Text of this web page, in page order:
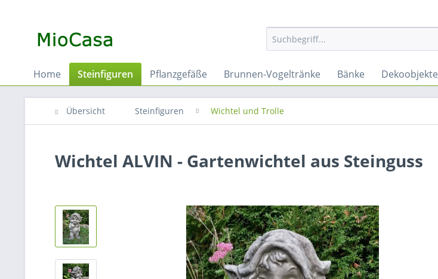
Home Steinfiguren Pflanzgefäße Brunnen-Vogeltränke Bänke Dekoobjekte
Übersicht Steinfiguren Wichtel und Trolle
Wichtel ALVIN - Gartenwichtel aus Steinguss